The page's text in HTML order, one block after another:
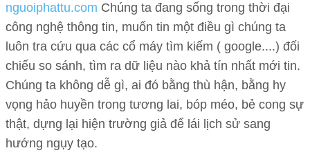
nguoiphattu.com Chúng ta đang sống trong thời đại
công nghệ thông tin, muốn tin một điều gì chúng ta
luôn tra cứu qua các cổ máy tìm kiếm ( google....) đối
chiếu so sánh, tìm ra dữ liệu nào khả tín nhất mới tin.
Chúng ta không dễ gì, ai đó bằng thù hận, bằng hy
vọng hảo huyền trong tương lai, bóp méo, bẻ cong sự
thật, dựng lại hiện trường giả để lái lịch sử sang
hướng ngụy tạo.